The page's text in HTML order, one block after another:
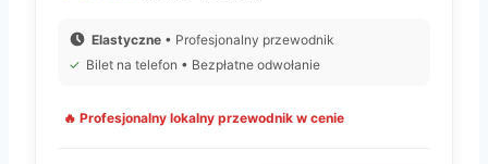
Elastyczne • Profesjonalny przewodnik
✓ Bilet na telefon • Bezpłatne odwołanie
🔥 Profesjonalny lokalny przewodnik w cenie